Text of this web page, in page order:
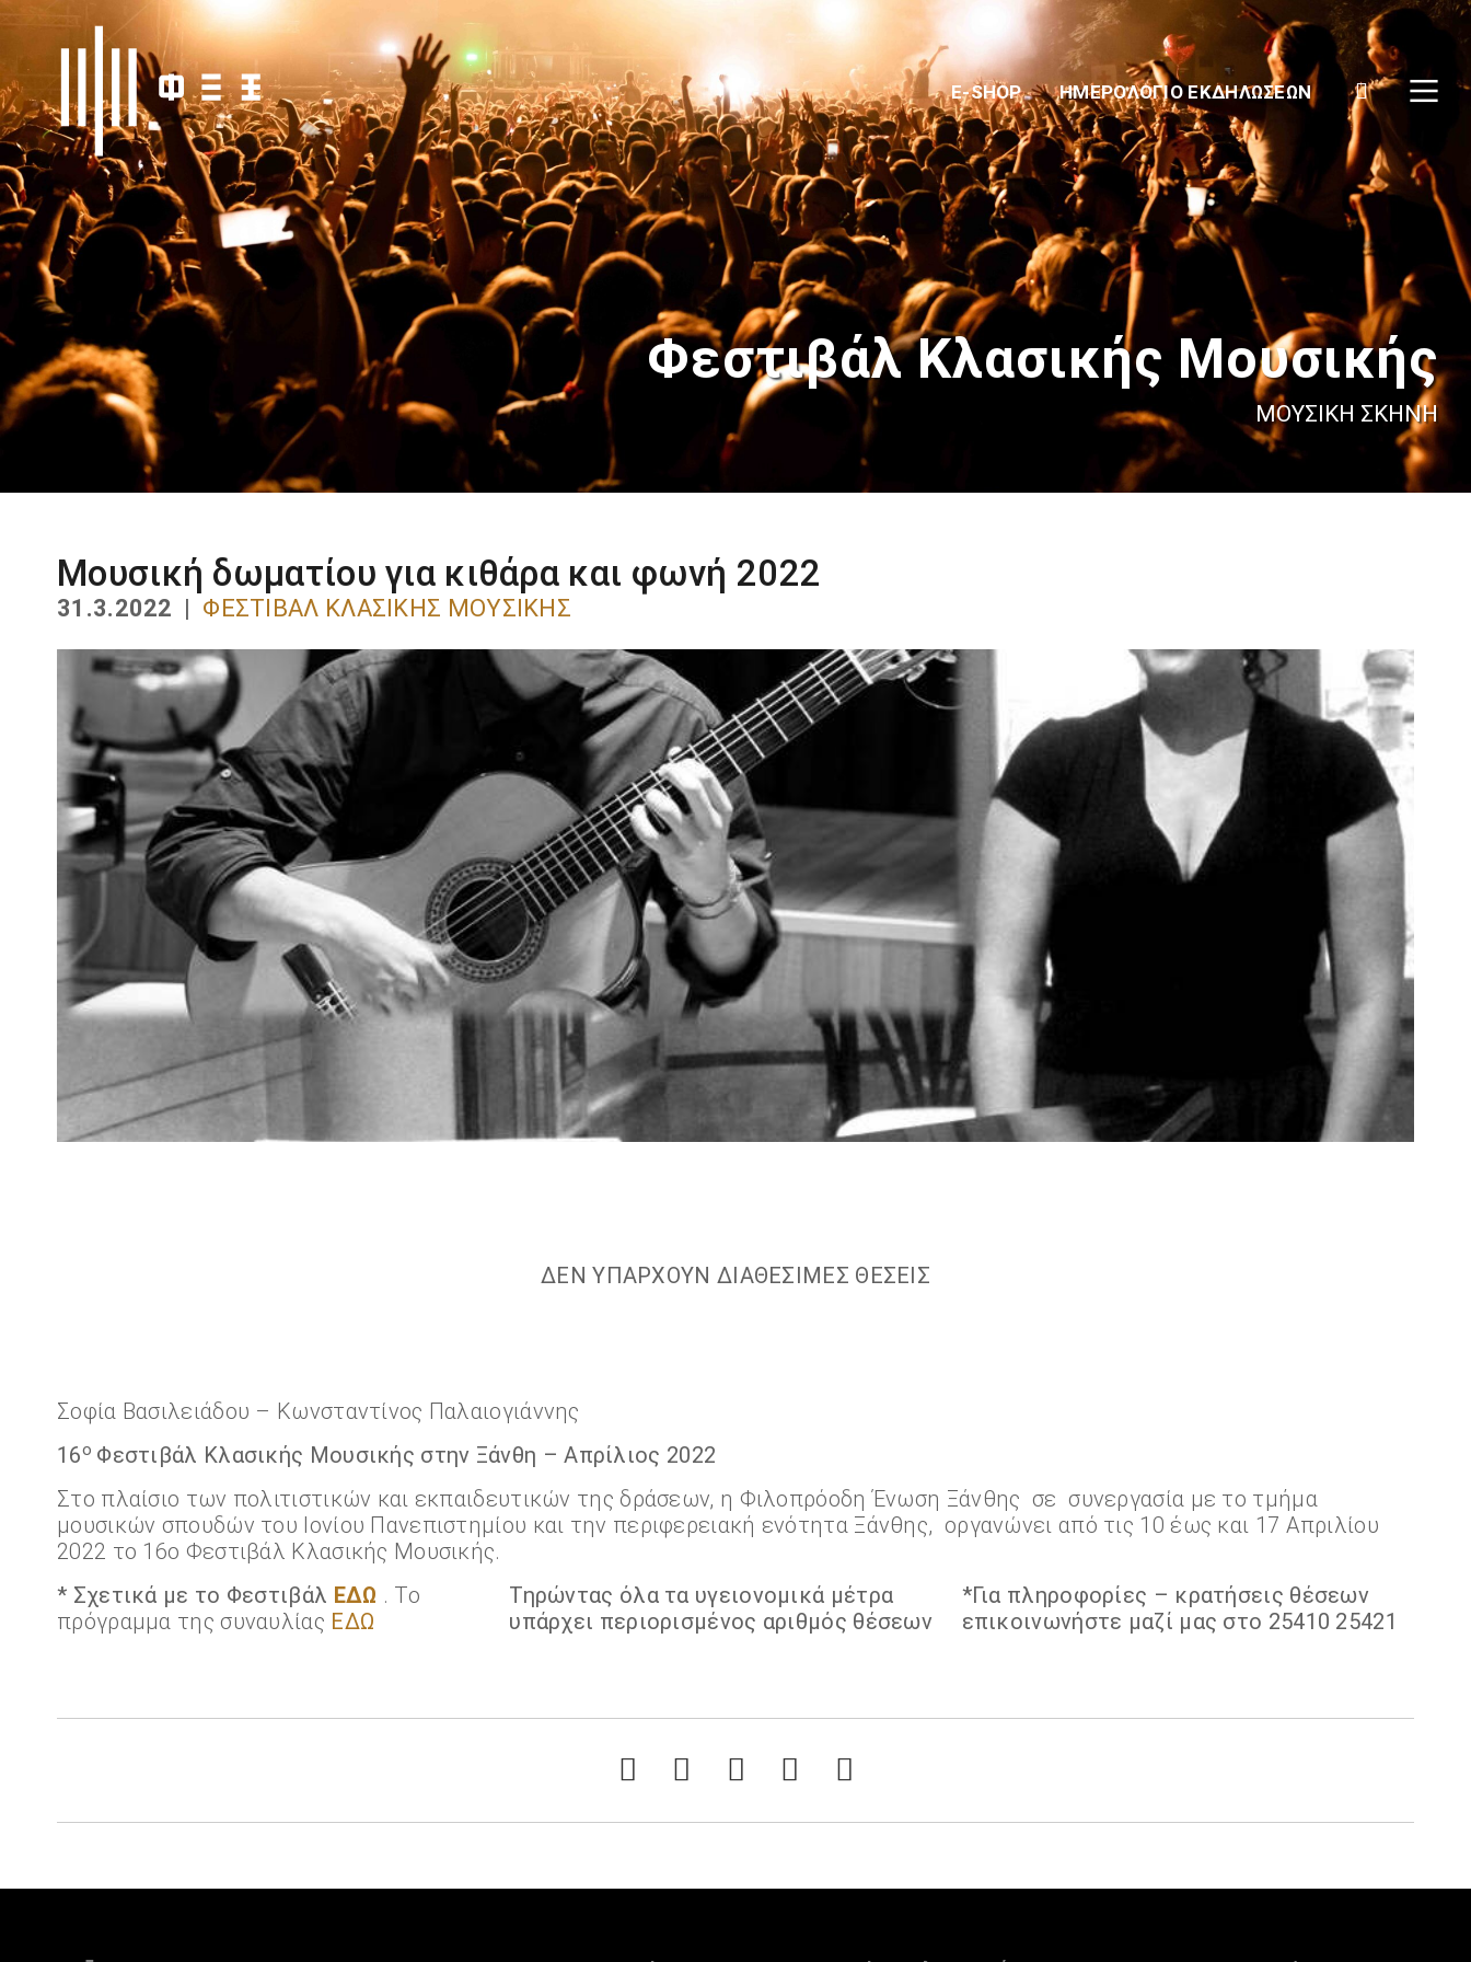
E-SHOP ΗΜΕΡΟΛΌΓΙΟ ΕΚΔΗΛΏΣΕΩΝ
Φεστιβάλ Κλασικής Μουσικής
ΜΟΥΣΙΚΉ ΣΚΗΝΉ
Μουσική δωματίου για κιθάρα και φωνή 2022
31.3.2022 | ΦΕΣΤΙΒΆΛ ΚΛΑΣΙΚΉΣ ΜΟΥΣΙΚΉΣ
ΔΕΝ ΥΠΑΡΧΟΥΝ ΔΙΑΘΕΣΙΜΕΣ ΘΕΣΕΙΣ
Σοφία Βασιλειάδου – Κωνσταντίνος Παλαιογιάννης
16ο Φεστιβάλ Κλασικής Μουσικής στην Ξάνθη –Απρίλιος 2022
Στο πλαίσιο των πολιτιστικών και εκπαιδευτικών της δράσεων, η Φιλοπρόοδη Ένωση Ξάνθης σε συνεργασία με το τμήμα
μουσικών σπουδών του Ιονίου Πανεπιστημίου και την περιφερειακή ενότητα Ξάνθης, οργανώνει από τις 10 έως και 17 Απριλίου
2022 το 16o Φεστιβάλ Κλασικής Μουσικής.
* Σχετικά με το Φεστιβάλ ΕΔΩ . Το
πρόγραμμα της συναυλίας ΕΔΩ
Τηρώντας όλα τα υγειονομικά μέτρα
υπάρχει περιορισμένος αριθμός θέσεων
*Για πληροφορίες – κρατήσεις θέσεων
επικοινωνήστε μαζί μας στο 25410 25421